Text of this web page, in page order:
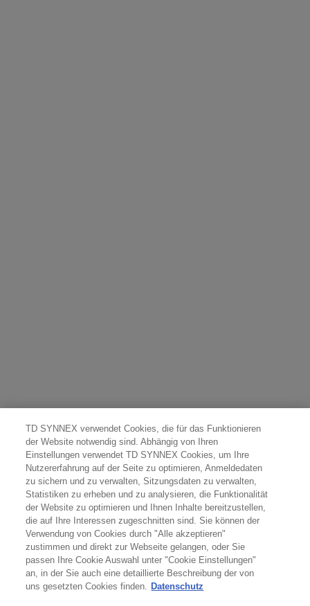
TD SYNNEX verwendet Cookies, die für das Funktionieren
der Website notwendig sind. Abhängig von Ihren
Einstellungen verwendet TD SYNNEX Cookies, um Ihre
Nutzererfahrung auf der Seite zu optimieren, Anmeldedaten
zu sichern und zu verwalten, Sitzungsdaten zu verwalten,
Statistiken zu erheben und zu analysieren, die Funktionalität
der Website zu optimieren und Ihnen Inhalte bereitzustellen,
die auf Ihre Interessen zugeschnitten sind. Sie können der
Verwendung von Cookies durch "Alle akzeptieren"
zustimmen und direkt zur Webseite gelangen, oder Sie
passen Ihre Cookie Auswahl unter "Cookie Einstellungen"
an, in der Sie auch eine detaillierte Beschreibung der von
uns gesetzten Cookies finden. Datenschutz